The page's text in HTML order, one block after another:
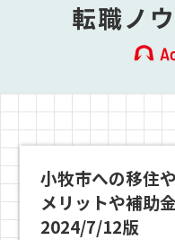
転職ノ
小牧市への移住
メリットや補助
2024/7/12版